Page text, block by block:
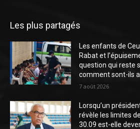
Les plus partagés
Les enfants de
Rabat et
question qui reste
comment sont-ils
7 août 2026
Lorsqu’un
révèle les limites
30.09 est-elle